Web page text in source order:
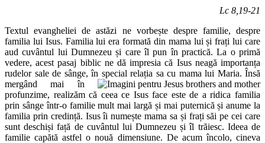
Lc 8,19-21
Textul evangheliei de astăzi ne vorbește despre familie, despre
familia lui Isus. Familia lui era formată din mama lui și frați lui care
aud cuvântul lui Dumnezeu și care îl pun în practică. La o primă
vedere, acest pasaj biblic ne dă impresia că Isus neagă importanța
rudelor sale de sânge, în special relația sa cu mama lui Maria. Însă
mergând mai în
profunzime, realizăm că ceea ce Isus face este de a ridica familia
prin sânge într-o familie mult mai largă și mai puternică și anume la
familia prin credință. Isus îi numește mama sa și frați săi pe cei care
sunt deschiși față de cuvântul lui Dumnezeu și îl trăiesc. Ideea de
familie capătă astfel o nouă dimensiune. De acum încolo, cineva